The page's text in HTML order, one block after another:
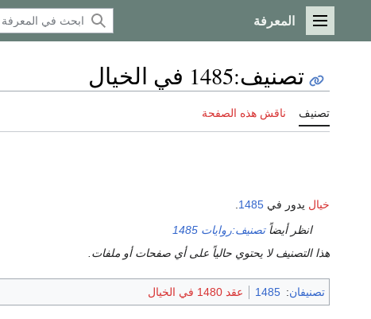
القائمة الرئيسية
المعرفة
تصنيف:1485 في الخيال
تصنيف ناقش هذه الصفحة
خيال يدور في 1485
انظر أيضاًتصنيف:روايات 1485
هذا التصنيف لا يحتوي حالياً على أي صفحات أو ملفات.
تصنيفان:
1485 عقد 1480 في الخيال